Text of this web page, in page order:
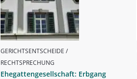
GERICHTSENTSCHEIDE /
RECHTSPRECHUNG
Ehegattengesellschaft: Erbgang